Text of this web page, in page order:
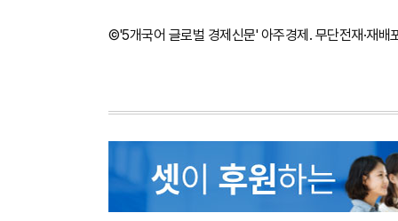
©'5개국어 글로벌 경제신문' 아주경제. 무단전재·재배